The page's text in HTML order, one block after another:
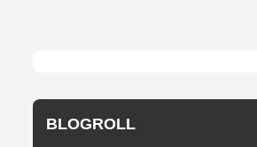
BLOGROLL